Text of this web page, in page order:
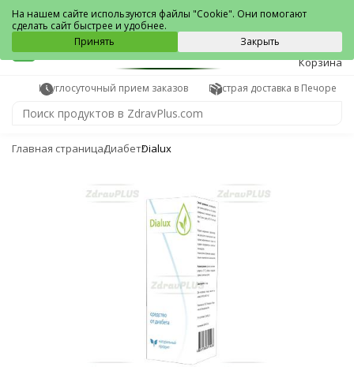
Печора
0
Корзина
Круглосуточный прием заказов Быстрая доставка в Печоре
Главная страницаДиабетDialux
На нашем сайте используются файлы "Cookie". Они помогают
сделать сайт быстрее и удобнее.
Принять
Закрыть